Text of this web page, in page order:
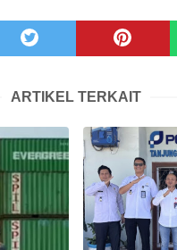
ARTIKEL TERKAIT